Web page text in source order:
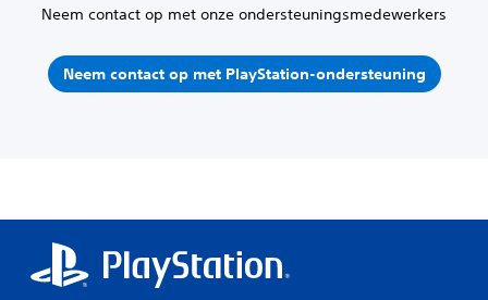
Neem contact op met onze ondersteuningsmedewerkers
Neem contact op met PlayStation-ondersteuning